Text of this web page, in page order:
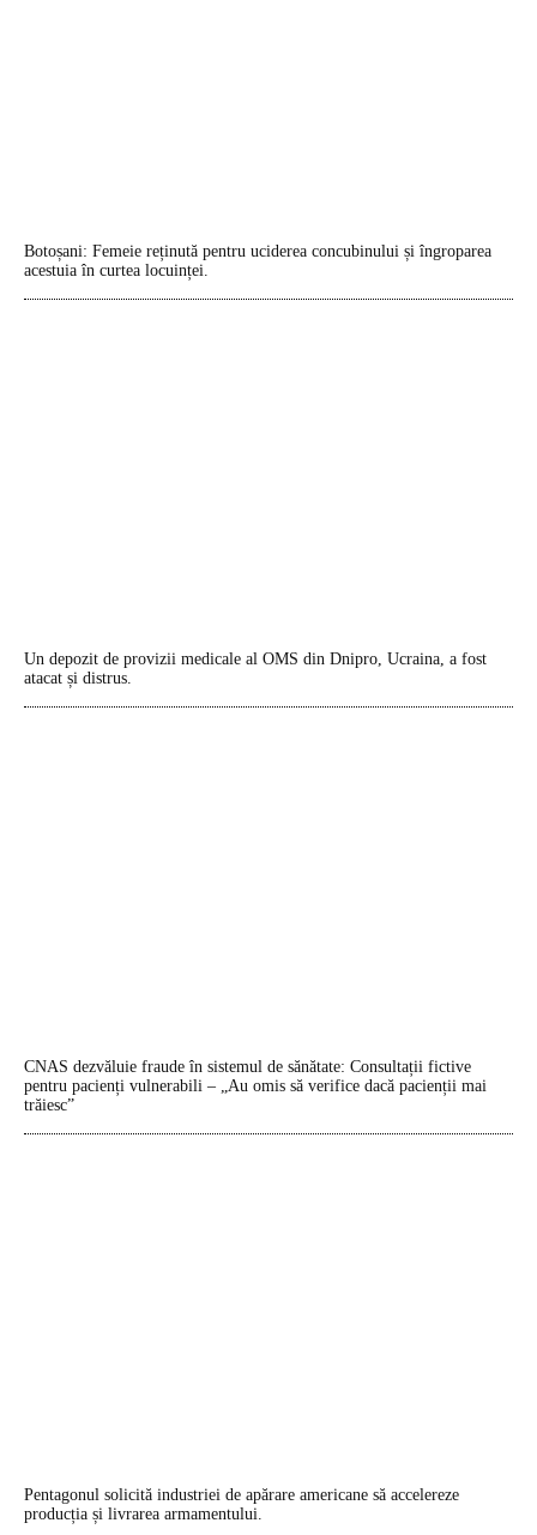
Botoșani: Femeie reținută pentru uciderea concubinului și îngroparea
acestuia în curtea locuinței.
Un depozit de provizii medicale al OMS din Dnipro, Ucraina, a fost
atacat și distrus.
CNAS dezvăluie fraude în sistemul de sănătate: Consultații fictive
pentru pacienți vulnerabili – „Au omis să verifice dacă pacienții mai
trăiesc”
Pentagonul solicită industriei de apărare americane să accelereze
producția și livrarea armamentului.